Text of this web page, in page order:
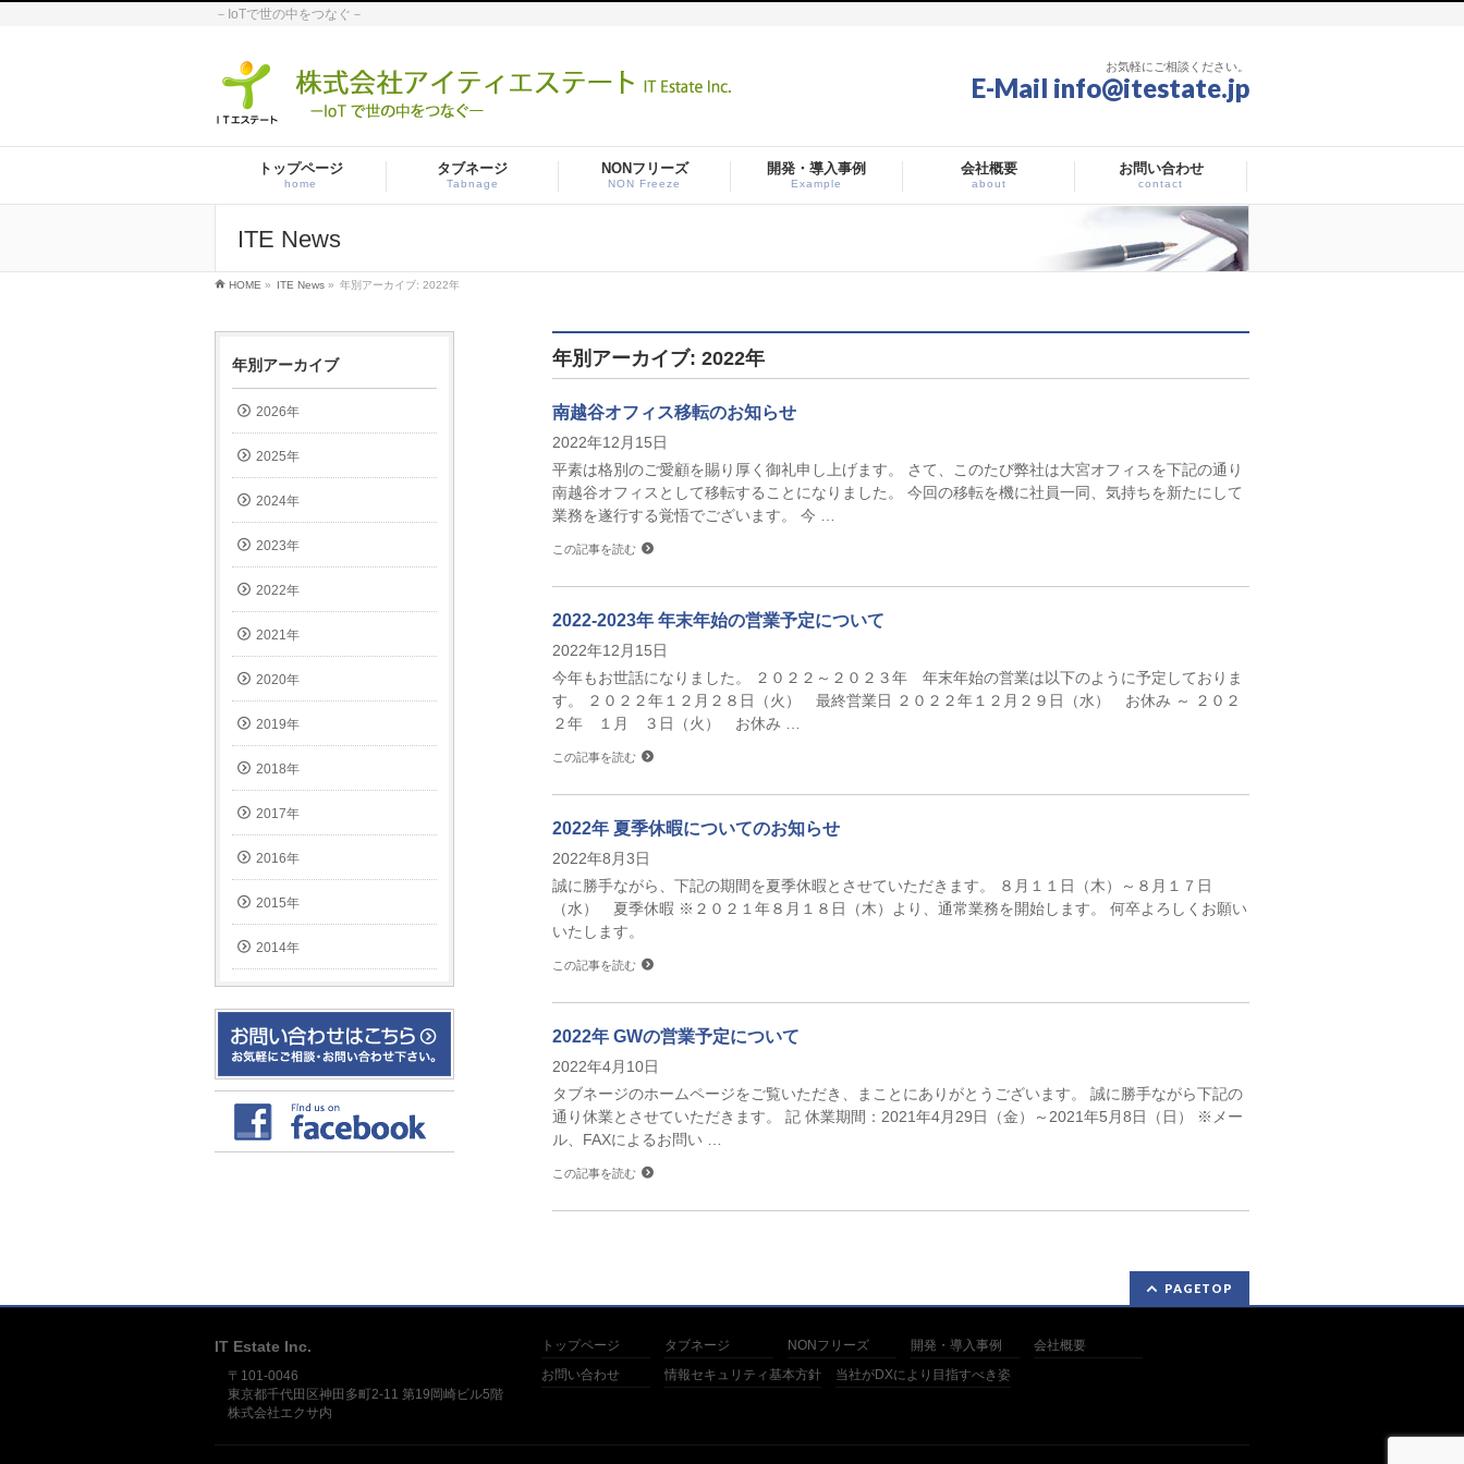
－IoTで世の中をつなぐ－
お気軽にご相談ください。
E-Mail info@itestate.jp
トップページ
home
タブネージ
Tabnage
NONフリーズ
NON Freeze
開発・導入事例
Example
会社概要
about
お問い合わせ
contact
ITE News
HOME » ITE News » 年別アーカイブ: 2022年
年別アーカイブ: 2022年
南越谷オフィス移転のお知らせ
2022年12月15日
平素は格別のご愛顧を賜り厚く御礼申し上げます。 さて、このたび弊社は大宮オフィスを下記の通り
南越谷オフィスとして移転することになりました。 今回の移転を機に社員一同、気持ちを新たにして
業務を遂行する覚悟でございます。 今 …
この記事を読む
2022-2023年 年末年始の営業予定について
2022年12月15日
今年もお世話になりました。 ２０２２～２０２３年 年末年始の営業は以下のように予定しておりま
す。 ２０２２年１２月２８日（火） 最終営業日 ２０２２年１２月２９日（水） お休み ～ ２０２
２年 １月 ３日（火） お休み …
この記事を読む
2022年 夏季休暇についてのお知らせ
2022年8月3日
誠に勝手ながら、下記の期間を夏季休暇とさせていただきます。 ８月１１日（木）～８月１７日
（水） 夏季休暇 ※２０２１年８月１８日（木）より、通常業務を開始します。 何卒よろしくお願い
いたします。
この記事を読む
2022年 GWの営業予定について
2022年4月10日
タブネージのホームページをご覧いただき、まことにありがとうございます。 誠に勝手ながら下記の
通り休業とさせていただきます。 記 休業期間：2021年4月29日（金）～2021年5月8日（日） ※メー
ル、FAXによるお問い …
この記事を読む
年別アーカイブ
2026年
2025年
2024年
2023年
2022年
2021年
2020年
2019年
2018年
2017年
2016年
2015年
2014年
PAGETOP
IT Estate Inc.
〒101-0046
東京都千代田区神田多町2-11 第19岡崎ビル5階
株式会社エクサ内
トップページ タブネージ NONフリーズ 開発・導入事例
会社概要
お問い合わせ
情報セキュリティ基本方針 当社がDXにより目指すべき姿